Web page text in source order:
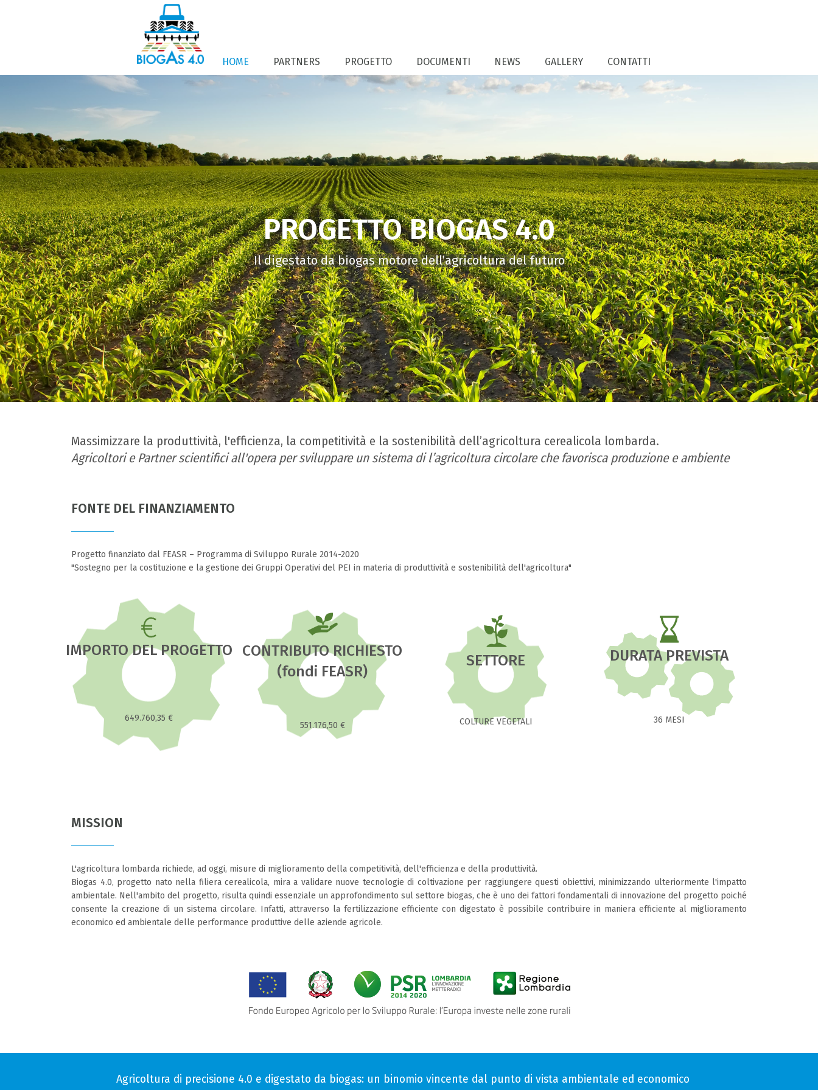
HOME PARTNERS PROGETTO DOCUMENTI NEWS GALLERY CONTATTI
PROGETTO BIOGAS 4.0
Il digestato da biogas motore dell’agricoltura del futuro
Massimizzare la produttività, l'efficienza, la competitività e la sostenibilità dell’agricoltura cerealicola lombarda.
Agricoltori e Partner scientifici all'opera per sviluppare un sistema di l’agricoltura circolare che favorisca produzione e ambiente
FONTE DEL FINANZIAMENTO
Progetto finanziato dal FEASR – Programma di Sviluppo Rurale 2014-2020
"Sostegno per la costituzione e la gestione dei Gruppi Operativi del PEI in materia di produttività e sostenibilità dell'agricoltura"
IMPORTO DEL PROGETTO
649.760,35 €
CONTRIBUTO RICHIESTO
(fondi FEASR)
551.176,50 €
SETTORE
COLTURE VEGETALI
DURATA PREVISTA
36 MESI
MISSION
L'agricoltura lombarda richiede, ad oggi, misure di miglioramento della competitività, dell'efficienza e della produttività.
Biogas 4.0, progetto nato nella filiera cerealicola, mira a validare nuove tecnologie di coltivazione per raggiungere questi obiettivi, minimizzando ulteriormente l'impatto
ambientale. Nell'ambito del progetto, risulta quindi essenziale un approfondimento sul settore biogas, che è uno dei fattori fondamentali di innovazione del progetto poiché
consente la creazione di un sistema circolare. Infatti, attraverso la fertilizzazione efficiente con digestato è possibile contribuire in maniera efficiente al miglioramento
economico ed ambientale delle performance produttive delle aziende agricole.
Agricoltura di precisione 4.0 e digestato da biogas: un binomio vincente dal punto di vista ambientale ed economico